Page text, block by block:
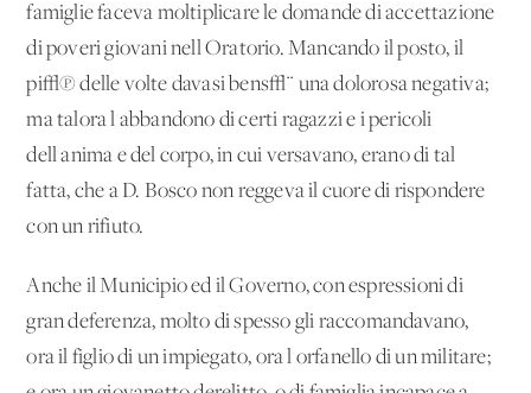
famiglie faceva moltiplicare le domande di accettazione
di poveri giovani nell'Oratorio. Mancando il posto, il
pi√π delle volte davasi bens√¨ una dolorosa negativa;
ma talora l'abbandono di certi ragazzi e i pericoli
dell'anima e del corpo, in cui versavano, erano di tal
fatta, che a D. Bosco non reggeva il cuore di rispondere
con un rifiuto.
Anche il Municipio ed il Governo, con espressioni di
gran deferenza, molto di spesso gli raccomandavano,
ora il figlio di un impiegato, ora l'orfanello di un militare;